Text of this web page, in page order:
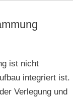
ist nicht
integriert ist.
Verlegung und